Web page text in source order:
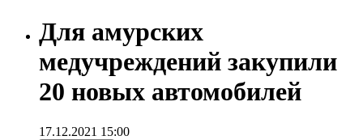
Для амурских
медучреждений закупили
20 новых автомобилей
17.12.2021 15:00